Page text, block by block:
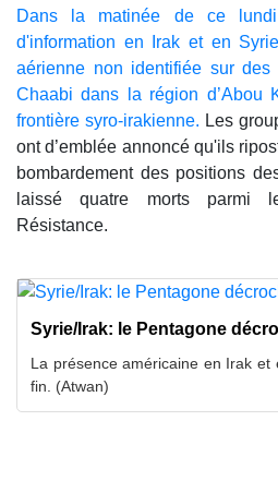
Dans la matinée de ce
d'information en Irak et en
aérienne non identifiée sur
Chaabi dans la région d’Abou
frontière syro-irakienne. Les
ont ​​d’emblée annoncé qu'ils
bombardement des positions
laissé quatre morts parmi
Résistance.
Syrie/Irak: le Pentagone
La présence américaine en Irak et
fin. (Atwan)